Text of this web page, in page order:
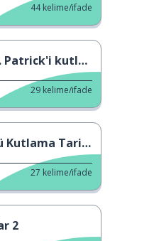
44 kelime/ifade
kutlama
29 kelime/ifade
Tarihleri
27 kelime/ifade
2